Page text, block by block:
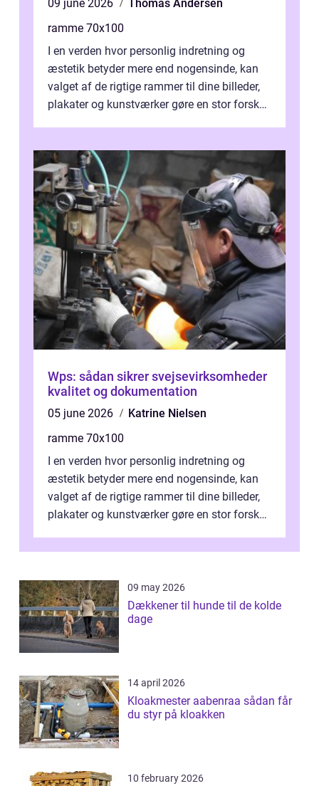
09 june 2026
Thomas Andersen
ramme 70x100
I en verden hvor personlig indretning og
æstetik betyder mere end nogensinde, kan
valget af de rigtige rammer til dine billeder,
plakater og kunstværker gøre en stor forskel.
Wps: sådan sikrer svejsevirksomheder
kvalitet og dokumentation
05 june 2026
Katrine Nielsen
ramme 70x100
I en verden hvor personlig indretning og
æstetik betyder mere end nogensinde, kan
valget af de rigtige rammer til dine billeder,
plakater og kunstværker gøre en stor forskel.
09 may 2026
Dækkener til hunde til de kolde
dage
14 april 2026
Kloakmester aabenraa sådan får
du styr på kloakken
10 february 2026